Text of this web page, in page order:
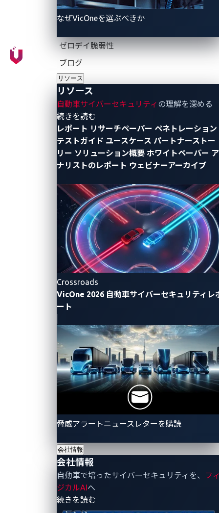
なぜVicOneを選ぶべきか
ゼロデイ脆弱性
ブログ
リソース
リソース
自動車サイバーセキュリティ の理解を深める
続きを読む
レポート リサーチペーパー ペネトレーション
テストガイド ユースケース パートナーストー
リー ソリューション概要 ホワイトペーパー ア
ナリストのレポート ウェビナーアーカイブ
Crossroads
VicOne 2026 自動車サイバーセキュリティレ
ート
脅威アラートニュースレターを購読
会社情報
会社情報
自動車で培ったサイバーセキュリティを、
フ
ジカルAIへ
続きを読む
プロトコルであるJTAGが使用されます。JTAGはデバ
イスのメモリに直接アクセスでき、これにより、リサ
ーチャー（または潜在的な攻撃者）が暗号化や認証な
どの保護機構を迂回することが可能となります。
この攻撃シナリオではデバイスへの物理的アクセスが
必須となります。デバイスへのアクセスを得ると、
Atmel CPU、シリアルコンソール、NANDフラッシ
ュ、JTAGデバッグポートが見つけられます。さらに、
ファームウェアを抽出するために必要な全ての情報も
収集されます。そしてブートローダとLinuxコンソール
から得られた重要情報に基づき、NAND内の各パーテ
ィションの開始および終了のアドレスが確認されま
図1：ファームウェア抽出プロセス
JTAGツールを使用することで、充電器との通信が可能
になります。図2に示されているように、最初に
JTAGulatorを用いてJTAGインターフェースを検証
し、各ピンの機能を特定します。